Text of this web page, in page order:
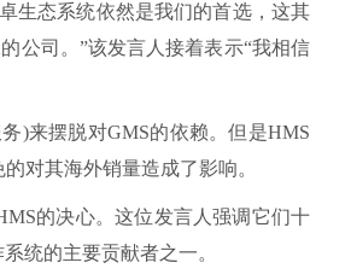
生态系统依然是我们的首选，这其
公司。”该发言人接着表示“我相信
)来摆脱对GMS的依赖。但是HMS
对其海外销量造成了影响。
的决心。这位发言人强调它们十
统的主要贡献者之一。